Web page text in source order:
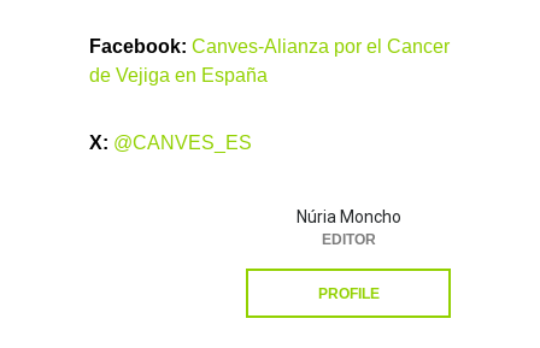
Facebook: Canves-Alianza por el Cancer
de Vejiga en España
X: @CANVES_ES
Núria Moncho
EDITOR
PROFILE